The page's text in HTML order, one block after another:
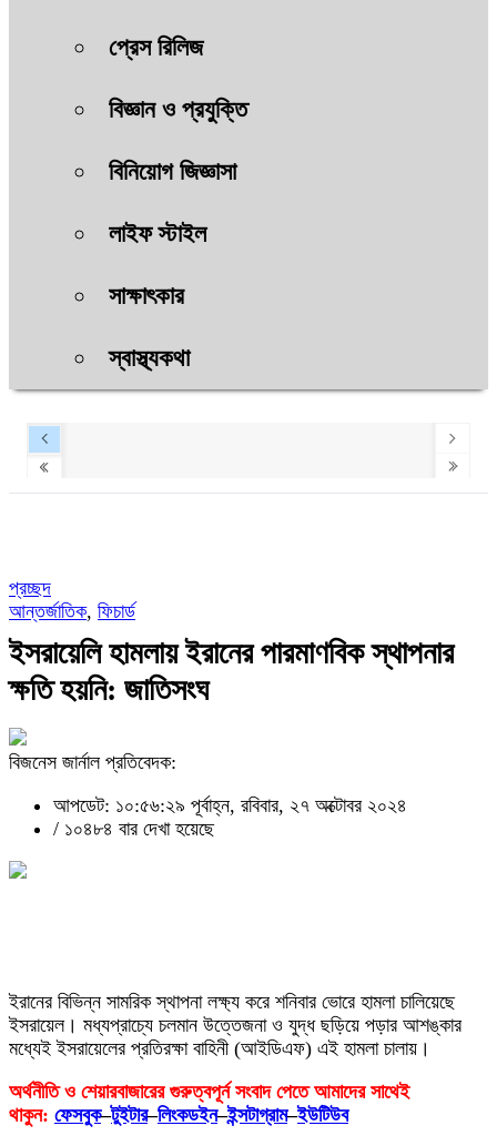
প্রেস রিলিজ
বিজ্ঞান ও প্রযুক্তি
বিনিয়োগ জিজ্ঞাসা
লাইফ স্টাইল
সাক্ষাৎকার
স্বাস্থ্যকথা
প্রচ্ছদ
আন্তর্জাতিক, ফিচার্ড
ইসরায়েলি হামলায় ইরানের পারমাণবিক স্থাপনার
ক্ষতি হয়নি: জাতিসংঘ
বিজনেস জার্নাল প্রতিবেদক:
আপডেট: ১০:৫৬:২৯ পূর্বাহ্ন, রবিবার, ২৭ অক্টোবর ২০২৪
/ ১০৪৮৪ বার দেখা হয়েছে
ইরানের বিভিন্ন সামরিক স্থাপনা লক্ষ্য করে শনিবার ভোরে হামলা চালিয়েছে
ইসরায়েল। মধ্যপ্রাচ্যে চলমান উত্তেজনা ও যুদ্ধ ছড়িয়ে পড়ার আশঙ্কার
মধ্যেই ইসরায়েলের প্রতিরক্ষা বাহিনী (আইডিএফ) এই হামলা চালায়।
অর্থনীতি ও শেয়ারবাজারের গুরুত্বপূর্ন সংবাদ পেতে আমাদের সাথেই
থাকুন: ফেসবুক–টুইটার–লিংকডইন–ইন্সটাগ্রাম–ইউটিউব